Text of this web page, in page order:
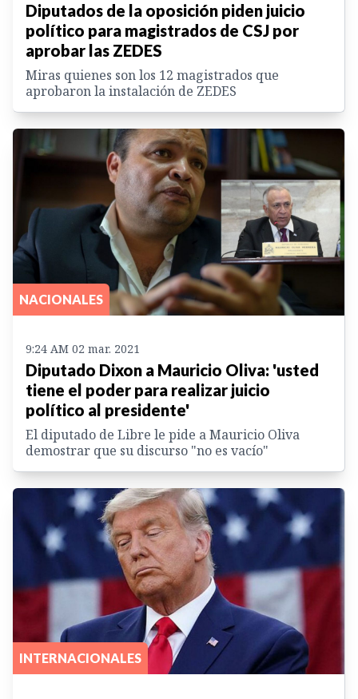
Diputados de la oposición piden juicio
político para magistrados de CSJ por
aprobar las ZEDES
Miras quienes son los 12 magistrados que
aprobaron la instalación de ZEDES
NACIONALES
9:24 AM 02 mar. 2021
Diputado Dixon a Mauricio Oliva: 'usted
tiene el poder para realizar juicio
político al presidente'
El diputado de Libre le pide a Mauricio Oliva
demostrar que su discurso "no es vacío"
INTERNACIONALES